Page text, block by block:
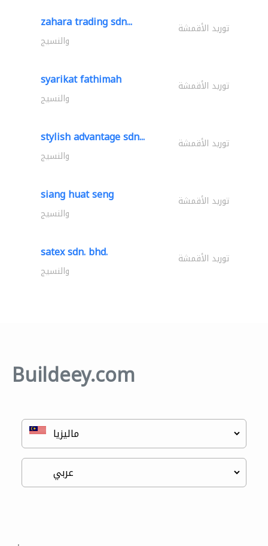
zahara trading sdn... توريد الأقمشة
والنسيج
syarikat fathimah توريد الأقمشة
والنسيج
stylish advantage sdn... توريد الأقمشة
والنسيج
siang huat seng توريد الأقمشة
والنسيج
satex sdn. bhd. توريد الأقمشة
والنسيج
Buildeey.com